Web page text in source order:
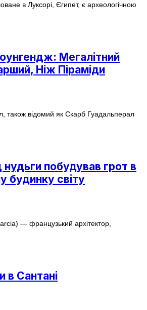
в Луксорі, Єгипет, є археологічною
Мегалітний
Ніж Піраміди
також відомий як Скарб Гуадальперал
нудьги побудував грот в
будинку світу
— французький архітектор,
в Сантані